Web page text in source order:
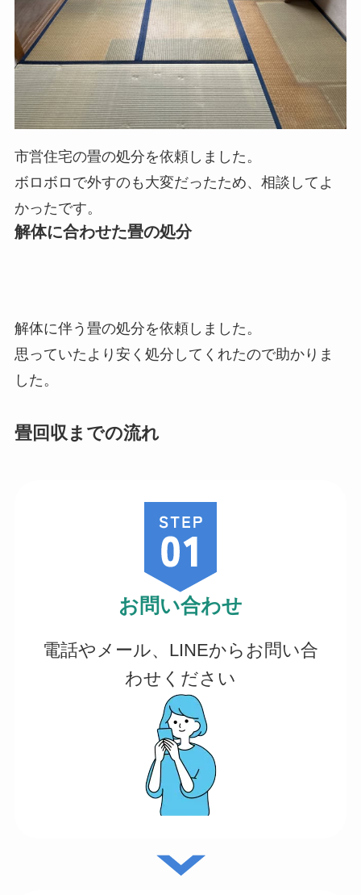
市営住宅の畳の処分を依頼しました。
ボロボロで外すのも大変だったため、相談してよ
かったです。
解体に合わせた畳の処分
解体に伴う畳の処分を依頼しました。
思っていたより安く処分してくれたので助かりま
した。
畳回収までの流れ
お問い合わせ
電話やメール、LINEからお問い合
わせください